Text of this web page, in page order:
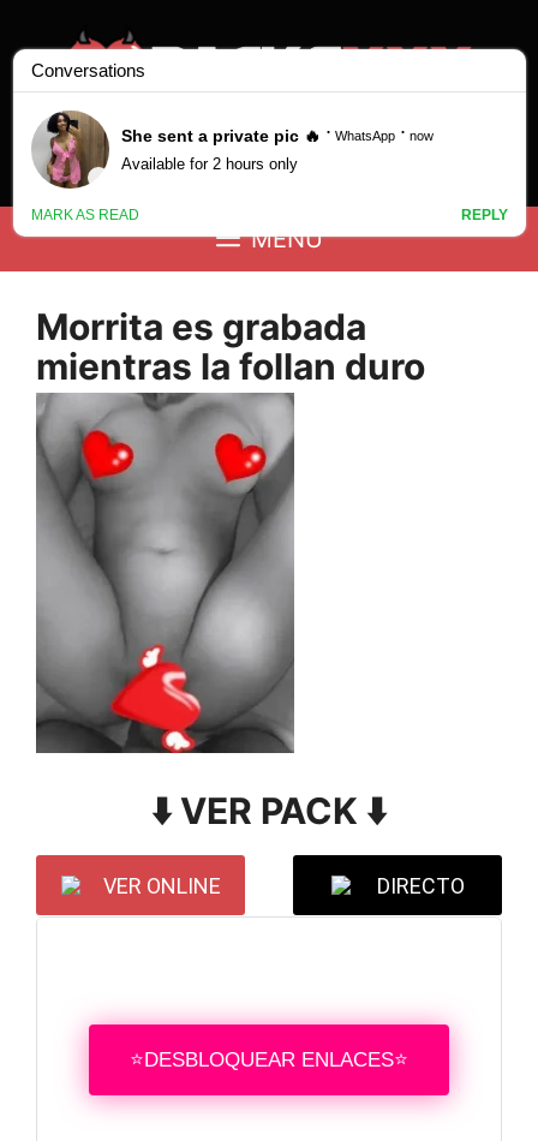
contenido
Buscar:
MENÚ
Morrita es grabada
mientras la follan duro
⬇️ VER PACK ⬇️
VER ONLINE DIRECTO
⭐DESBLOQUEAR ENLACES⭐